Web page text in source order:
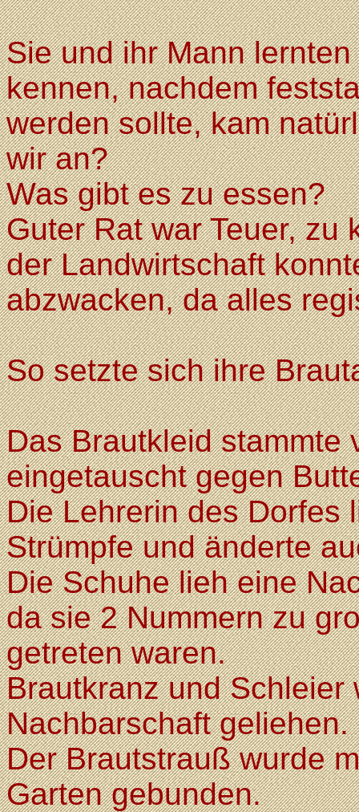
Sie und ihr Mann
kennen, nachdem
werden sollte, kam
wir an?
Was gibt es zu essen?
Guter Rat war Teuer, zu
der Landwirtschaft
abzwacken, da alles
So setzte sich ihre
Das Brautkleid stammte
eingetauscht gegen
Die Lehrerin des Dorfes
Strümpfe und änderte
Die Schuhe lieh eine
da sie 2 Nummern zu
getreten waren.
Brautkranz und
Nachbarschaft geliehen.
Der Brautstrauß wurde
Garten gebunden.